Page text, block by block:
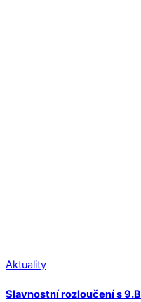
Aktuality
Slavnostní rozloučení s 9.B